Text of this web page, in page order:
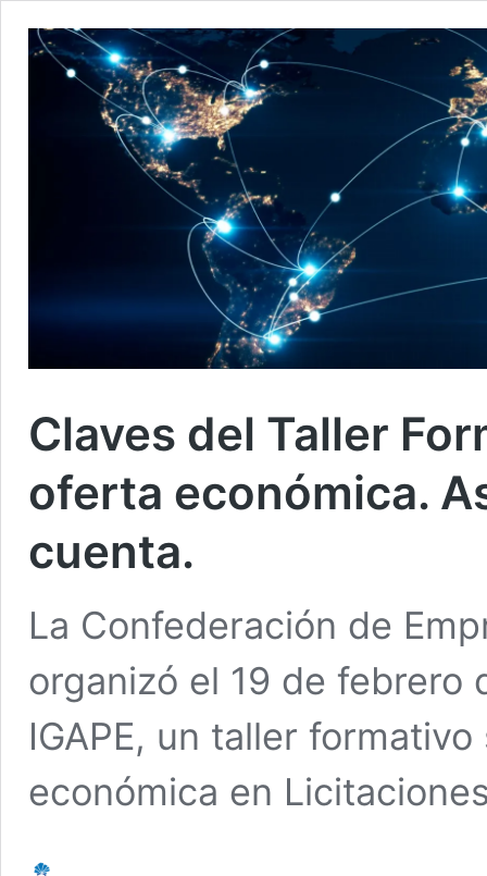
Claves del Taller
oferta económica.
cuenta.
La Confederación de
organizó el 19 de febrero
IGAPE, un taller
económica en